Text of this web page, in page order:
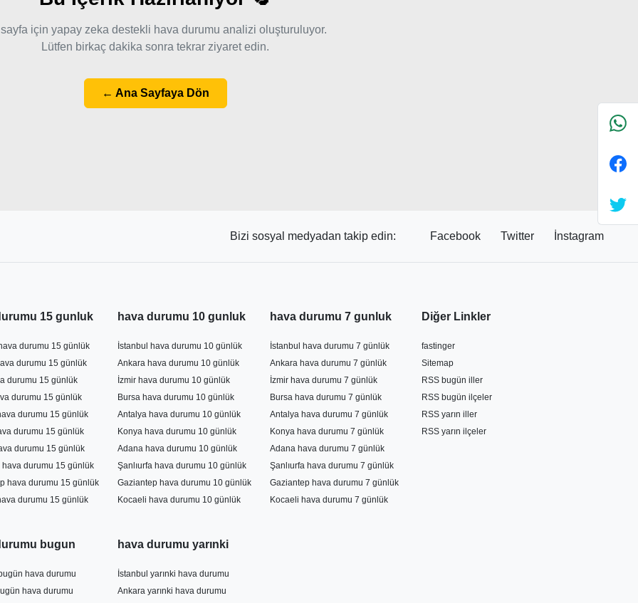
için yapay zeka destekli hava durumu analizi oluşturuluyor.
Lütfen birkaç dakika sonra tekrar ziyaret edin.
← Ana Sayfaya Dön
Bizi sosyal medyadan takip edin: Facebook Twitter İnstagram
15 gunluk
durumu 15 günlük
durumu 15 günlük
durumu 15 günlük
durumu 15 günlük
durumu 15 günlük
durumu 15 günlük
durumu 15 günlük
hava durumu 15 günlük
hava durumu 15 günlük
durumu 15 günlük
hava durumu 10 gunluk
İstanbul hava durumu 10 günlük
Ankara hava durumu 10 günlük
İzmir hava durumu 10 günlük
Bursa hava durumu 10 günlük
Antalya hava durumu 10 günlük
Konya hava durumu 10 günlük
Adana hava durumu 10 günlük
Şanlıurfa hava durumu 10 günlük
Gaziantep hava durumu 10 günlük
Kocaeli hava durumu 10 günlük
hava durumu 7 gunluk
İstanbul hava durumu 7 günlük
Ankara hava durumu 7 günlük
İzmir hava durumu 7 günlük
Bursa hava durumu 7 günlük
Antalya hava durumu 7 günlük
Konya hava durumu 7 günlük
Adana hava durumu 7 günlük
Şanlıurfa hava durumu 7 günlük
Gaziantep hava durumu 7 günlük
Kocaeli hava durumu 7 günlük
Diğer Linkler
fastinger
Sitemap
RSS bugün iller
RSS bugün ilçeler
RSS yarın iller
RSS yarın ilçeler
bugun
hava durumu
hava durumu
hava durumu yarınki
İstanbul yarınki hava durumu
Ankara yarınki hava durumu